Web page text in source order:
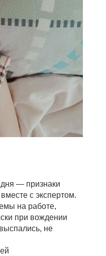
— признаки
с экспертом.
на работе,
при вождении
не